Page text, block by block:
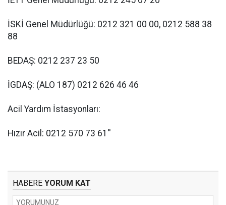
İSKİ Genel Müdürlüğü: 0212 321 00 00, 0212 588 38
88
BEDAŞ: 0212 237 23 50
İGDAŞ: (ALO 187) 0212 626 46 46
Acil Yardım İstasyonları:
Hızır Acil: 0212 570 73 61''
HABERE YORUM KAT